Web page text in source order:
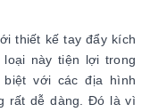
thiết kế tay đẩy kích
này tiện lợi trong
với các địa hình
rất dễ dàng. Đó là vì